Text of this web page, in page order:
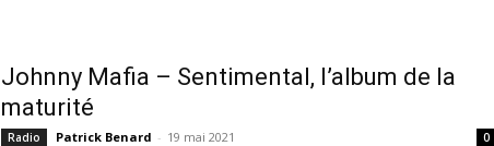
Johnny Mafia – Sentimental, l’album de la
maturité
Radio Patrick Benard - 19 mai 2021 0